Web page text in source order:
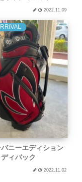
2022.11.09
ニーエディション
ィバック
2022.11.02